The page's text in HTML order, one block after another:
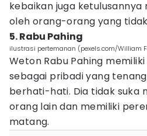
kebaikan juga
oleh orang-orang yang
5. Rabu Pahing
ilustrasi pertemanan (pexels.com/William
Weton Rabu Pahing
sebagai pribadi yang
berhati-hati. Dia tidak suka
orang lain dan memiliki
matang.